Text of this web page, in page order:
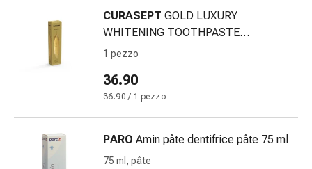
Disturbi
circolatori
fumo
Disturbi
sangue
CURASEPT GOLD LUXURY
WHITENING TOOTHPASTE
75ML+TOOTHBRUSH 1 pce
1 pezzo
36.90
36.90 / 1 pezzo
PARO Amin pâte dentifrice pâte 75 ml
75 ml, pâte